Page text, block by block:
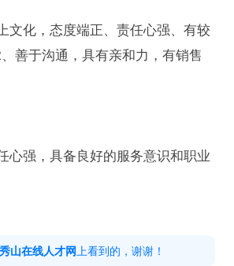
文化，态度端正、责任心强、有较
善于沟通，具有亲和力，有销售
心强，具备良好的服务意识和职业
具有亲和力，能够与顾客建立良好
神，能够接受一定的工作强度与灵
秀山在线人才网 上看到的，谢谢！